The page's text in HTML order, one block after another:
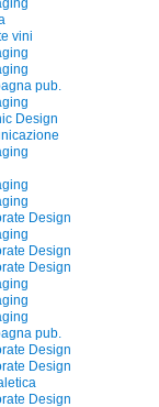
vini
pub.
Design
Design
Design
Design
pub.
Design
Design
Design